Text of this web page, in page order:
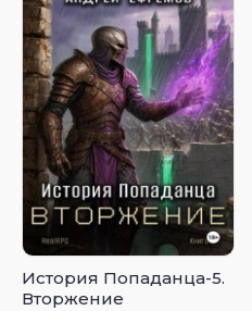
История Попаданца-5.
Вторжение